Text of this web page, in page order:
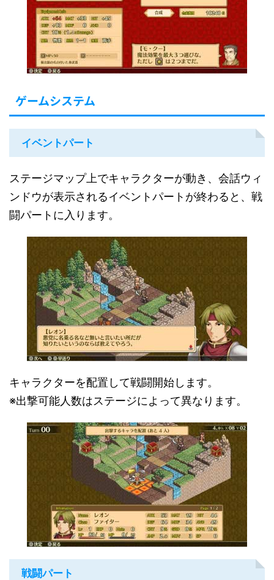
ゲームシステム
イベントパート
ステージマップ上でキャラクターが動き、会話ウィ
ンドウが表示されるイベントパートが終わると、戦
闘パートに入ります。
キャラクターを配置して戦闘開始します。
※出撃可能人数はステージによって異なります。
戦闘パート